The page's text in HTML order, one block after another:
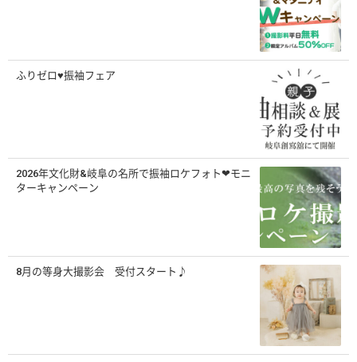
ふりゼロ♥振袖フェア
2026年文化財&岐阜の名所で振袖ロケフォト❤モニ
ターキャンペーン
8月の等身大撮影会 受付スタート♪